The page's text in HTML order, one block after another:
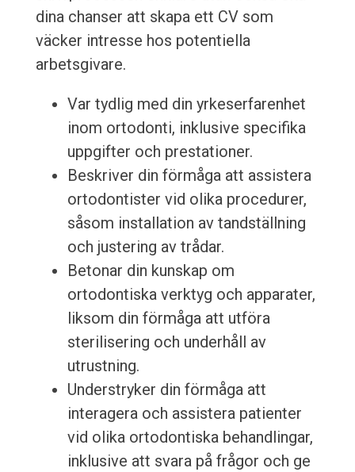
dina chanser att skapa ett CV som
väcker intresse hos potentiella
arbetsgivare.
Var tydlig med din yrkeserfarenhet
inom ortodonti, inklusive specifika
uppgifter och prestationer.
Beskriver din förmåga att assistera
ortodontister vid olika procedurer,
såsom installation av tandställning
och justering av trådar.
Betonar din kunskap om
ortodontiska verktyg och apparater,
liksom din förmåga att utföra
sterilisering och underhåll av
utrustning.
Understryker din förmåga att
interagera och assistera patienter
vid olika ortodontiska behandlingar,
inklusive att svara på frågor och ge